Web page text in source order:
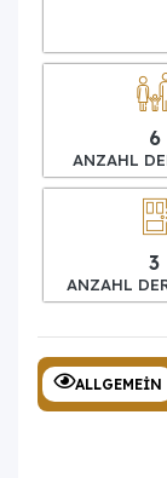
6
ANZAHL
3
ANZAHL
ALLGEMEIN